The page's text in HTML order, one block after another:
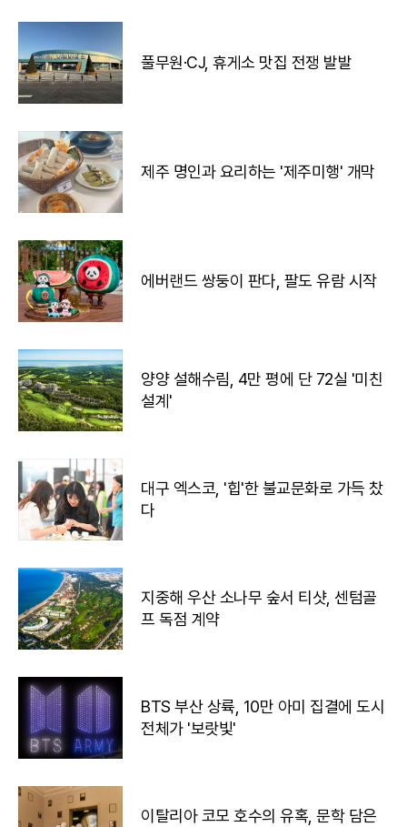
풀무원·CJ, 휴게소 맛집 전쟁 발발
제주 명인과 요리하는 '제주미행' 개막
에버랜드 쌍둥이 판다, 팔도 유람 시작
양양 설해수림, 4만 평에 단 72실 '미친
설계'
대구 엑스코, '힙'한 불교문화로 가득 찼
다
지중해 우산 소나무 숲서 티샷, 센텀골
프 독점 계약
BTS 부산 상륙, 10만 아미 집결에 도시
전체가 '보랏빛'
이탈리아 코모 호수의 유혹, 문학 담은